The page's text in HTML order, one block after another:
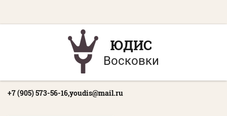
ЮДИС
Восковки
+7 (905) 573-56-16,youdis@mail.ru